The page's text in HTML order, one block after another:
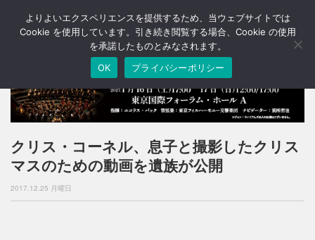
T
o
a
v
g
o
クリス・コーネル、息子と撮影したクリス
マスのための動画を遺族が公開
2017.12.25 月曜日
よりよいエクスペリエンスを提供するため、当ウェブサイトでは
Cookie を使用しています。引き続き閲覧する場合、Cookie の使用
を承諾したものとみなされます。
OK
プライバシーポリシー